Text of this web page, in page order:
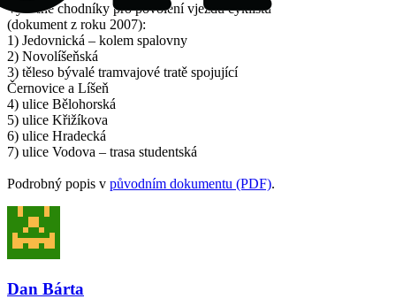
Vybrané chodníky pro povolení vjezdu cyklistů
(dokument z roku 2007):
1) Jedovnická – kolem spalovny
2) Novolíšeňská
3) těleso bývalé tramvajové tratě spojující
Černovice a Líšeň
4) ulice Bělohorská
5) ulice Křižíkova
6) ulice Hradecká
7) ulice Vodova – trasa studentská
Podrobný popis v původním dokumentu (PDF).
Dan Bárta